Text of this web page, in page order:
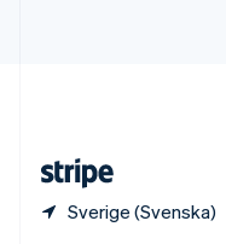
Sverige (Svenska)